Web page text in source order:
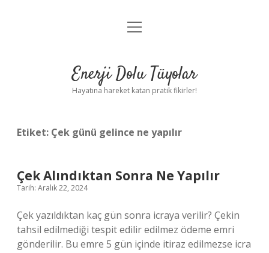
Anasayfa
Yasal Uyarı
menüyü
Enerji Dolu Tüyolar
Hayatına hareket katan pratik fikirler!
Etiket: Çek günü gelince ne yapılır
Çek Alındıktan Sonra Ne Yapılır
Tarih: Aralık 22, 2024
Çek yazıldıktan kaç gün sonra icraya verilir? Çekin
tahsil edilmediği tespit edilir edilmez ödeme emri
gönderilir. Bu emre 5 gün içinde itiraz edilmezse icra